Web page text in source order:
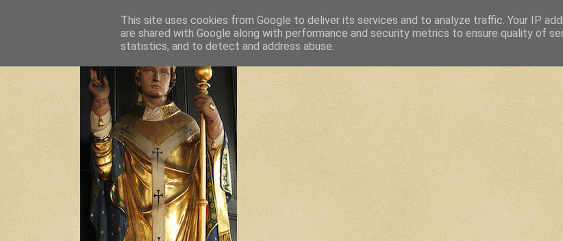
This site uses cookies from Google to deliver its services and to analyze traffic. Your IP
are shared with Google along with performance and security metrics to ensure quality of
statistics, and to detect and address abuse.